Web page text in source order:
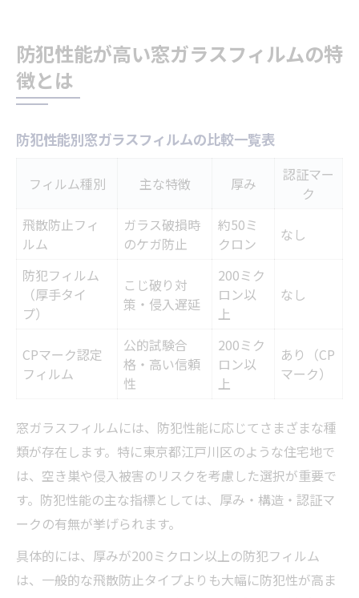
防犯性能が高い窓ガラスフィルムの特
徴とは
防犯性能別窓ガラスフィルムの比較一覧表
フィルム種別 主な特徴 厚み
認証マー
ク
飛散防止フィ
ルム
ガラス破損時
のケガ防止
約50ミ
クロン
なし
防犯フィルム
（厚手タイ
プ）
こじ破り対
策・侵入遅延
200ミク
ロン以
上
なし
CPマーク認定
フィルム
公的試験合
格・高い信頼
性
200ミク
ロン以
上
あり（CP
マーク）
窓ガラスフィルムには、防犯性能に応じてさまざまな種
類が存在します。特に東京都江戸川区のような住宅地で
は、空き巣や侵入被害のリスクを考慮した選択が重要で
す。防犯性能の主な指標としては、厚み・構造・認証マ
ークの有無が挙げられます。
具体的には、厚みが200ミクロン以上の防犯フィルム
は、一般的な飛散防止タイプよりも大幅に防犯性が高ま